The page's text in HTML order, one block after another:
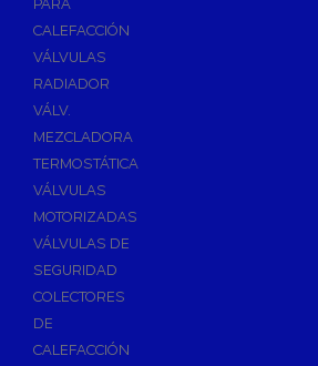
PARA
CALEFACCIÓN
VÁLVULAS
RADIADOR
VÁLV.
MEZCLADORA
TERMOSTÁTICA
VÁLVULAS
MOTORIZADAS
VÁLVULAS DE
SEGURIDAD
COLECTORES
DE
CALEFACCIÓN